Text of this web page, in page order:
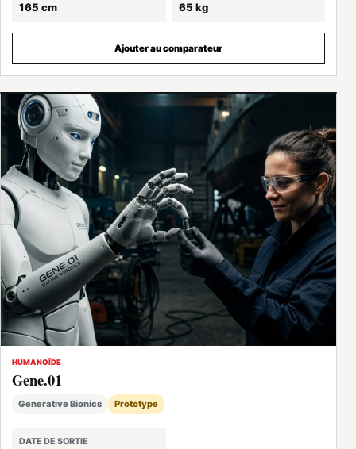
165 cm 65 kg
Ajouter au comparateur
HUMANOÏDE
Gene.01
Generative Bionics Prototype
DATE DE SORTIE